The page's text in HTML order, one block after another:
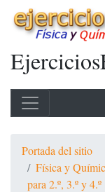
Portada del sitio
Física y
para 2.º, 3.º y